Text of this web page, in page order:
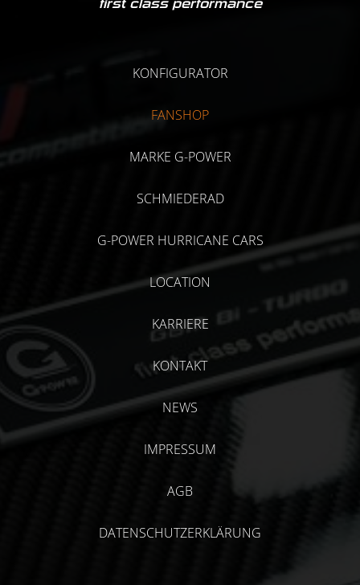
first class performance
KONFIGURATOR
FANSHOP
MARKE G-POWER
SCHMIEDERAD
G-POWER HURRICANE CARS
LOCATION
KARRIERE
KONTAKT
NEWS
IMPRESSUM
AGB
DATENSCHUTZERKLÄRUNG